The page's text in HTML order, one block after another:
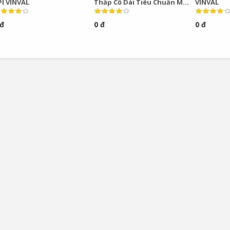
VINVAL
Thấp Cổ Dài Tiêu Chuẩn Mỹ
VINVAL
0 đ
VINVAL
0 đ